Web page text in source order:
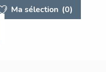
Ma sélection (0)